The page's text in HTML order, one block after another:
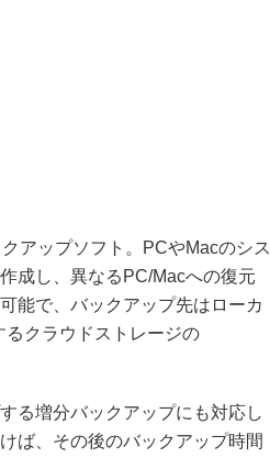
アップソフト。PCやMacのシス
成し、異なるPC/Macへの復元
能で、バックアップ先はローカ
クラウドストレージの
る増分バックアップにも対応し
ば、その後のバックアップ時間